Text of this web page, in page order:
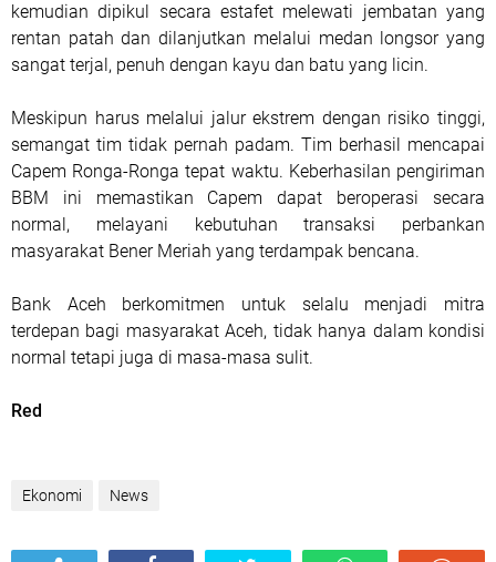
kemudian dipikul secara estafet melewati jembatan yang
rentan patah dan dilanjutkan melalui medan longsor yang
sangat terjal, penuh dengan kayu dan batu yang licin.
Meskipun harus melalui jalur ekstrem dengan risiko tinggi,
semangat tim tidak pernah padam. Tim berhasil mencapai
Capem Ronga-Ronga tepat waktu. Keberhasilan pengiriman
BBM ini memastikan Capem dapat beroperasi secara
normal, melayani kebutuhan transaksi perbankan
masyarakat Bener Meriah yang terdampak bencana.
Bank Aceh berkomitmen untuk selalu menjadi mitra
terdepan bagi masyarakat Aceh, tidak hanya dalam kondisi
normal tetapi juga di masa-masa sulit.
Red
Ekonomi News